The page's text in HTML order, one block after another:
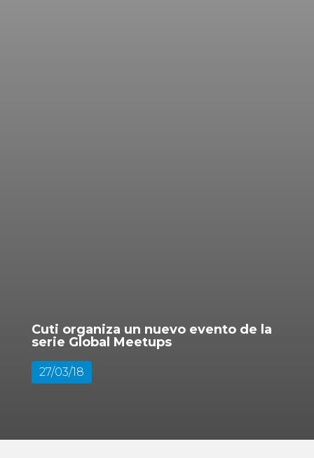
Cuti organiza un nuevo evento de la
serie Global Meetups
27/03/18